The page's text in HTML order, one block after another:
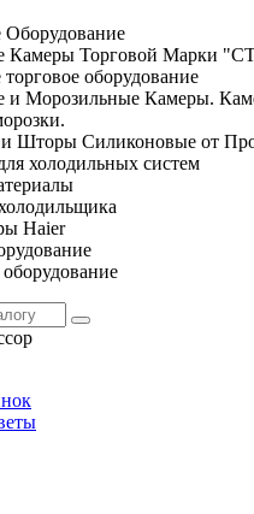
Оборудование
Камеры Торговой Марки
оборудование
и Морозильные Камеры.
Шторы Силиконовые от
холодильных систем
Haier